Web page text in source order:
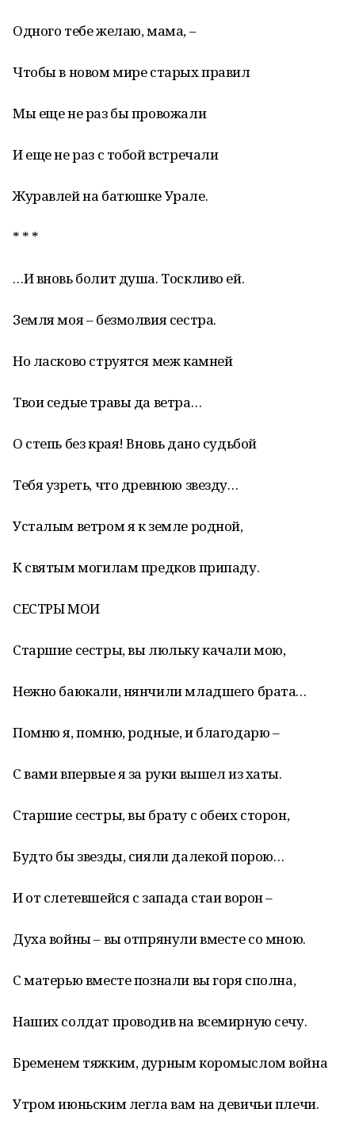
Одного тебе желаю, мама, –
Чтобы в новом мире старых правил
Мы еще не раз бы провожали
И еще не раз с тобой встречали
Журавлей на батюшке Урале.
* * *
…И вновь болит душа. Тоскливо ей.
Земля моя – безмолвия сестра.
Но ласково струятся меж камней
Твои седые травы да ветра…
О степь без края! Вновь дано судьбой
Тебя узреть, что древнюю звезду…
Усталым ветром я к земле родной,
К святым могилам предков припаду.
СЕСТРЫ МОИ
Старшие сестры, вы люльку качали мою,
Нежно баюкали, нянчили младшего брата…
Помню я, помню, родные, и благодарю –
С вами впервые я за руки вышел из хаты.
Старшие сестры, вы брату с обеих сторон,
Будто бы звезды, сияли далекой порою…
И от слетевшейся с запада стаи ворон –
Духа войны – вы отпрянули вместе со мною.
С матерью вместе познали вы горя сполна,
Наших солдат проводив на всемирную сечу.
Бременем тяжким, дурным коромыслом война
Утром июньским легла вам на девичьи плечи.